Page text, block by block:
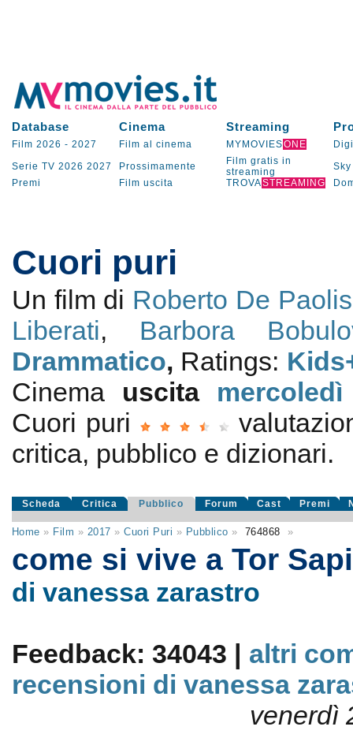
Database Cinema Streaming
Film 2026 - 2027 Film al cinema MYMOVIESONE
Serie TV 2026 2027 Prossimamente
Film gratis in
streaming
Sky
Premi
Film uscita TROVASTREAMING
Cuori puri
Un film di Roberto De Paolis
Liberati, Barbora
Drammatico, Ratings:
Cinema uscita
Cuori puri
critica, pubblico e dizionari.
Scheda Critica Pubblico Forum Cast Premi
Home » Film » 2017 »Cuori Puri » Pubblico » 764868 »
come si vive a Tor
di vanessa zarastro
Feedback: 34043 | altri
recensioni di vanessa
venerdì